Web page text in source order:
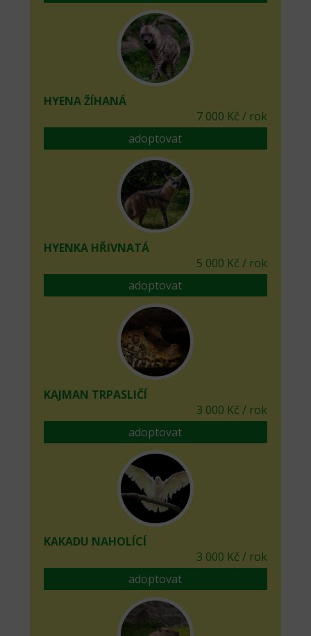
HYENA ŽÍHANÁ
7 000 Kč / rok
adoptovat
HYENKA HŘIVNATÁ
5 000 Kč / rok
adoptovat
KAJMAN TRPASLIČÍ
3 000 Kč / rok
adoptovat
KAKADU NAHOLÍCÍ
3 000 Kč / rok
adoptovat